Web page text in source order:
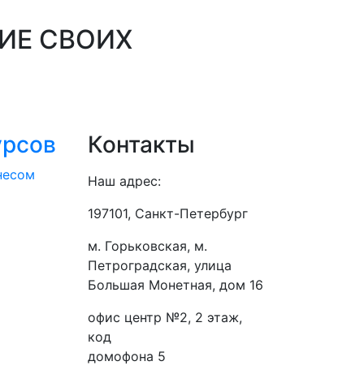
СВОИХ
Контакты
Наш адрес:
197101, Санкт-Петербург
м. Горьковская, м.
Петроградская, улица
Большая Монетная, дом 16
офис центр №2, 2 этаж,
код
домофона 5